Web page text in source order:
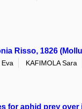
Risso, 1826
KAFIMOLA Sara
for aphid prey